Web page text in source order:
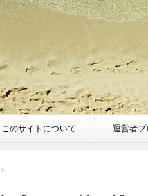
このサイトについて 運営者
>